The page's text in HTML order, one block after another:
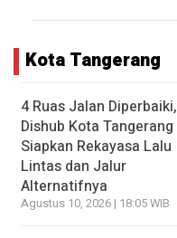
Kota Tangerang
4 Ruas Jalan Diperbaiki,
Dishub Kota Tangerang
Siapkan Rekayasa Lalu
Lintas dan Jalur
Alternatifnya
Agustus 10, 2026 | 18:05 WIB